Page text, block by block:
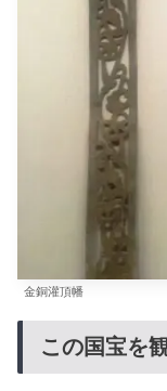
金銅灌頂幡
この国宝を